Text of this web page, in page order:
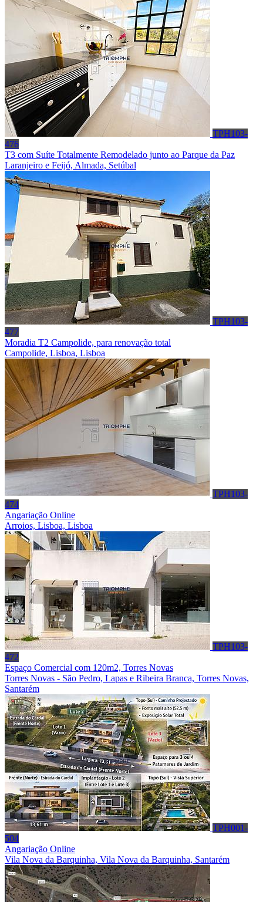
TPH103-
476
T3 com Suíte Totalmente Remodelado junto ao Parque da Paz
Laranjeiro e Feijó, Almada, Setúbal
TPH103-
477
Moradia T2 Campolide, para renovação total
Campolide, Lisboa, Lisboa
TPH103-
474
Angariação Online
Arroios, Lisboa, Lisboa
TPH103-
472
Espaço Comercial com 120m2, Torres Novas
Torres Novas - São Pedro, Lapas e Ribeira Branca, Torres Novas,
Santarém
TPH001-
504
Angariação Online
Vila Nova da Barquinha, Vila Nova da Barquinha, Santarém